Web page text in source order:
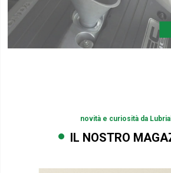
novità e curiosità da
IL NOSTRO